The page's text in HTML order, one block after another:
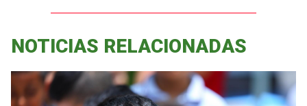
NOTICIAS RELACIONADAS